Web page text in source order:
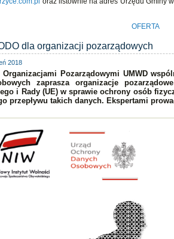
OFERTA
dla organizacji pozarządowych
2018
Organizacjami Pozarządowymi UMWD
zaprasza organizacje
i Rady (UE) w sprawie ochrony osób
przepływu takich danych. Ekspertami